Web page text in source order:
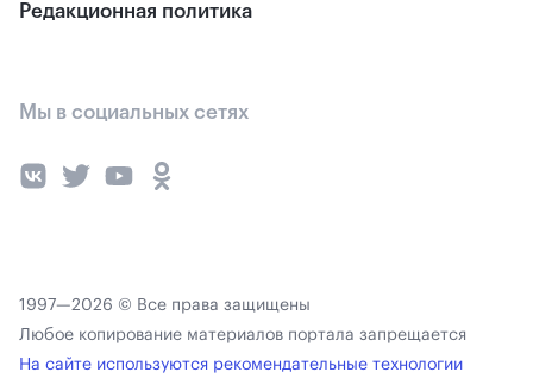
Редакционная политика
Мы в социальных сетях
1997—2026 © Все права защищены
Любое копирование материалов портала запрещается
На сайте используются рекомендательные технологии